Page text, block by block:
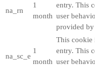
na_rn
1
month
entry. This
user
provided
na_sc_e
1
month
This cookie
entry. This
user